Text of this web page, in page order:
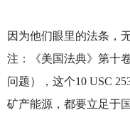
因为他们眼里的法条，
注：《美国法典》第十
问题），这个10 USC
矿产能源，都要立足于